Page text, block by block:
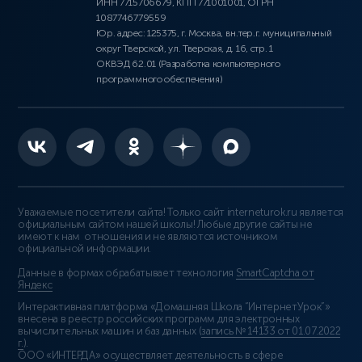
ИНН 7715706679, КПП 771001001, ОГРН
1087746779559
Юр. адрес: 125375, г. Москва, вн.тер.г. муниципальный
округ Тверской, ул. Тверская, д. 16, стр. 1
ОКВЭД 62.01 (Разработка компьютерного
программного обеспечения)
Уважаемые посетители сайта! Только сайт interneturok.ru является
официальным сайтом нашей школы! Любые другие сайты не
имеют к нам отношения и не являются источником
официальной информации.
Данные в формах обрабатывает технология SmartCaptcha от
Яндекс
Интерактивная платформа «Домашняя Школа “ИнтернетУрок”»
внесена в реестр российских программ для электронных
вычислительных машин и баз данных (запись № 14133 от 01.07.2022
г.).
ООО «ИНТЕРДА» осуществляет деятельность в сфере